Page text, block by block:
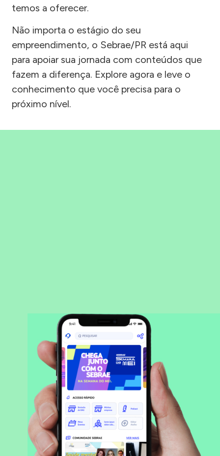
temos a oferecer.
Não importa o estágio do seu
empreendimento, o Sebrae/PR está aqui
para apoiar sua jornada com conteúdos que
fazem a diferença. Explore agora e leve o
conhecimento que você precisa para o
próximo nível.